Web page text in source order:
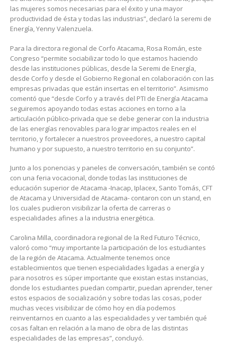
las mujeres somos necesarias para el éxito y una mayor
productividad de ésta y todas las industrias”, declaró la seremi de
Energía, Yenny Valenzuela.
Para la directora regional de Corfo Atacama, Rosa Román, este
Congreso “permite sociabilizar todo lo que estamos haciendo
desde las instituciones públicas, desde la Seremi de Energía,
desde Corfo y desde el Gobierno Regional en colaboración con las
empresas privadas que están insertas en el territorio”. Asimismo
comentó que “desde Corfo y a través del PTI de Energía Atacama
seguiremos apoyando todas estas acciones en torno a la
articulación público-privada que se debe generar con la industria
de las energías renovables para lograr impactos reales en el
territorio, y fortalecer a nuestros proveedores, a nuestro capital
humano y por supuesto, a nuestro territorio en su conjunto”.
Junto a los ponencias y paneles de conversación, también se contó
con una feria vocacional, donde todas las instituciones de
educación superior de Atacama -Inacap, Iplacex, Santo Tomás, CFT
de Atacama y Universidad de Atacama- contaron con un stand, en
los cuales pudieron visibilizar la oferta de carreras o
especialidades afines a la industria energética.
Carolina Milla, coordinadora regional de la Red Futuro Técnico,
valoró como “muy importante la participación de los estudiantes
de la región de Atacama. Actualmente tenemos once
establecimientos que tienen especialidades ligadas a energía y
para nosotros es súper importante que existan estas instancias,
donde los estudiantes puedan compartir, puedan aprender, tener
estos espacios de socialización y sobre todas las cosas, poder
muchas veces visibilizar de cómo hoy en día podemos
reinventarnos en cuanto a las especialidades y ver también qué
cosas faltan en relación a la mano de obra de las distintas
especialidades de las empresas”, concluyó.